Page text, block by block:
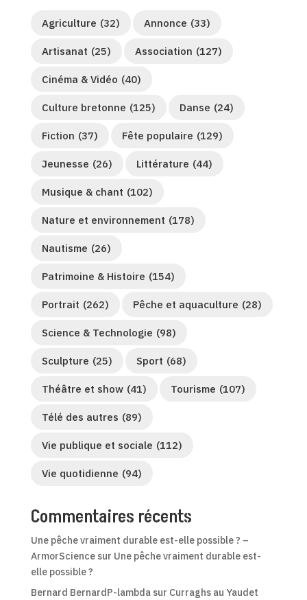
Agriculture (32) Annonce (33)
Artisanat (25) Association (127)
Cinéma & Vidéo (40)
Culture bretonne (125) Danse (24)
Fiction (37) Fête populaire (129)
Jeunesse (26) Littérature (44)
Musique & chant (102)
Nature et environnement (178)
Nautisme (26)
Patrimoine & Histoire (154)
Portrait (262) Pêche et aquaculture (28)
Science & Technologie (98)
Sculpture (25) Sport (68)
Théâtre et show (41) Tourisme (107)
Télé des autres (89)
Vie publique et sociale (112)
Vie quotidienne (94)
Commentaires récents
Une pêche vraiment durable est-elle possible ? –
ArmorSciencesur Une pêche vraiment durable est-
elle possible ?
Bernard BernardP-lambdasur Curraghs au Yaudet